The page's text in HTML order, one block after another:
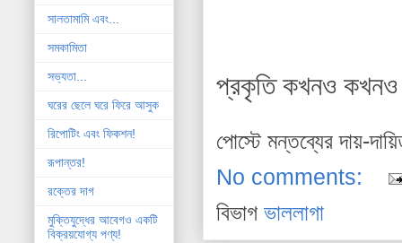
প্রকৃতি কখনও কখনও
পোস্টে মন্তব্যের দায়-
No comments:
বিভাগভাললাগা
সালতামামি এবং...
সমকামিতা
সভ্যতা...
ঘরের ছেলে ঘরে ফিরে আসুক
রিপোটিং এবং ফিকশন!
রূপান্তর!
রক্তের দাগ
মুক্তিযুদ্ধের আবেগও একটি
বিক্রয়যোগ্য পণ্য!